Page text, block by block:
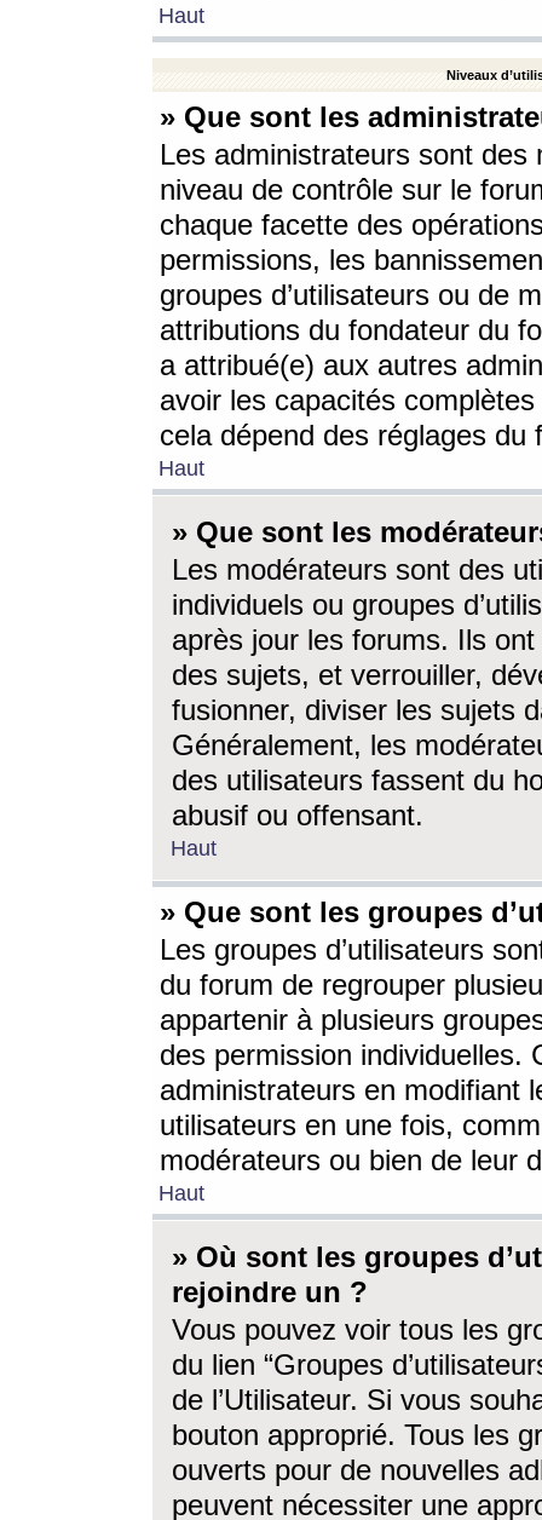
Haut
Niveaux
» Que sont les
Les administrateurs sont
niveau de contrôle sur le
chaque facette des
permissions, les
groupes d’utilisateurs ou de
attributions du fondateur du
a attribué(e) aux autres
avoir les capacités
cela dépend des réglages du
Haut
» Que sont les
Les modérateurs sont des
individuels ou groupes
après jour les forums. Ils ont
des sujets, et verrouiller,
fusionner, diviser les sujets
Généralement, les
des utilisateurs fassent du
abusif ou offensant.
Haut
» Que sont les groupes
Les groupes d’utilisateurs
du forum de regrouper
appartenir à plusieurs
des permission individuelles.
administrateurs en modifiant
utilisateurs en une fois,
modérateurs ou bien de leur
Haut
» Où sont les groupes
rejoindre un ?
Vous pouvez voir tous les
du lien “Groupes
de l’Utilisateur. Si vous
bouton approprié. Tous les
ouverts pour de nouvelles
peuvent nécessiter une